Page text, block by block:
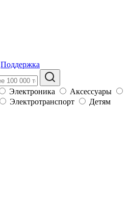
Поддержка
Электроника
Аксессуары
Электротранспорт Детям